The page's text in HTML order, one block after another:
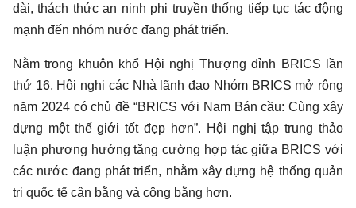
dài, thách thức an ninh phi truyền thống tiếp tục tác động
mạnh đến nhóm nước đang phát triển.
Nằm trong khuôn khổ Hội nghị Thượng đỉnh BRICS lần
thứ 16, Hội nghị các Nhà lãnh đạo Nhóm BRICS mở rộng
năm 2024 có chủ đề “BRICS với Nam Bán cầu: Cùng xây
dựng một thế giới tốt đẹp hơn”. Hội nghị tập trung thảo
luận phương hướng tăng cường hợp tác giữa BRICS với
các nước đang phát triển, nhằm xây dựng hệ thống quản
trị quốc tế cân bằng và công bằng hơn.